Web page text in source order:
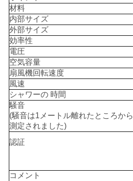
見
積
も
り
を
依
頼
材料
内部サイズ
外部サイズ
効率性
電圧
空気容量
扇風機回転速度
風速
シャワーの 時間
騒音
(騒音は1メートル離れたところから
測定されました)
認証
コメント